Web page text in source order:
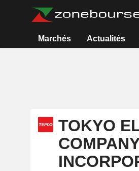
Marchés Actualités
TOKYO